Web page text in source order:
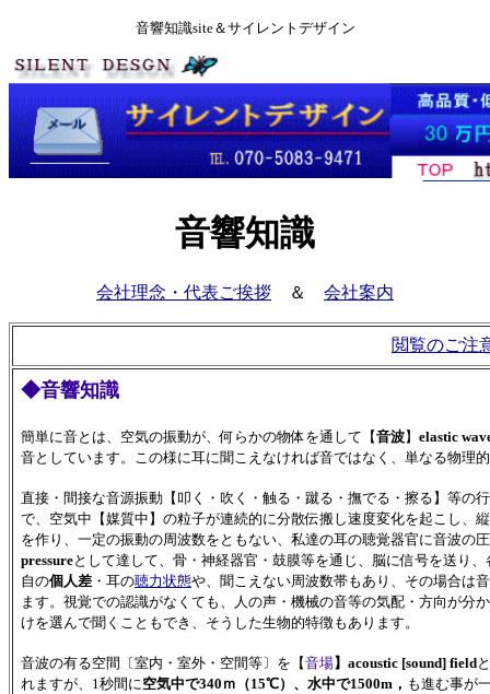
音響知識site＆サイレントデザイン
音響知識
会社理念・代表ご挨拶 ＆ 会社案内
閲覧のご注
◆音響知識
簡単に音とは、空気の振動が、何らかの物体を通して【音波】 elastic
音としています。この様に耳に聞こえなければ音ではなく、単なる物理
直接・間接な音源振動【叩く・吹く・触る・蹴る・撫でる・擦る】等の
で、空気中【媒質中】の粒子が連続的に分散伝搬し速度変化を起こし、
を作り、一定の振動の周波数をともない、私達の耳の聴覚器官に音波の
pressureとして達して、骨・神経器官・鼓膜等を通じ、脳に信号を送り
自の個人差 ・耳の聴力状態や、聞こえない周波数帯もあり、その場合は
ます。視覚での認識がなくても、人の声・機械の音等の気配・方向が分
けを選んで聞くこともでき、そうした生物的特徴もあります。
音波の有る空間〔室内・室外・空間等〕を【音場】acoustic [sound] field
れますが、1秒間に空気中で340ｍ（15℃）、水中で1500m， も進む事が